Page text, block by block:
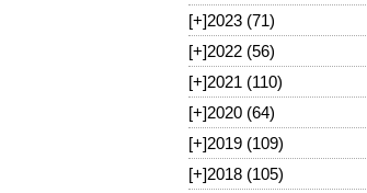
[+]2023 (71)
[+]2022 (56)
[+]2021 (110)
[+]2020 (64)
[+]2019 (109)
[+]2018 (105)